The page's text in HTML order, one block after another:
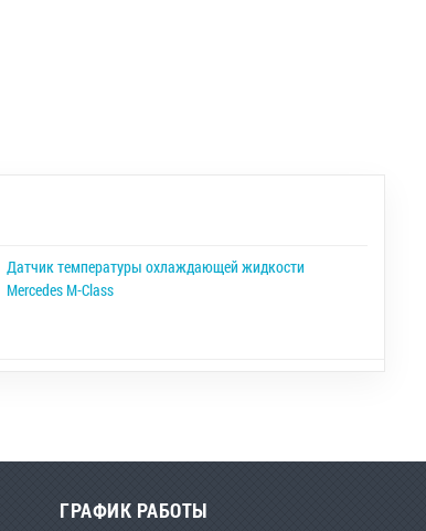
Датчик температуры охлаждающей жидкости
Mercedes M-Class
ГРАФИК РАБОТЫ